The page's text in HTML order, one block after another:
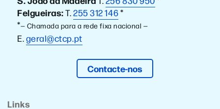
Felgueiras:T.255 312 146*
*— Chamada para a rede fixa nacional —
E.geral@ctcp.pt
Contacte-nos
Links